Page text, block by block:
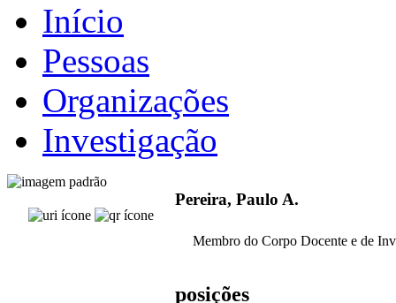
Início
Pessoas
Organizações
Investigação
Pereira, Paulo A.
Membro do Corpo Docente e de
posições